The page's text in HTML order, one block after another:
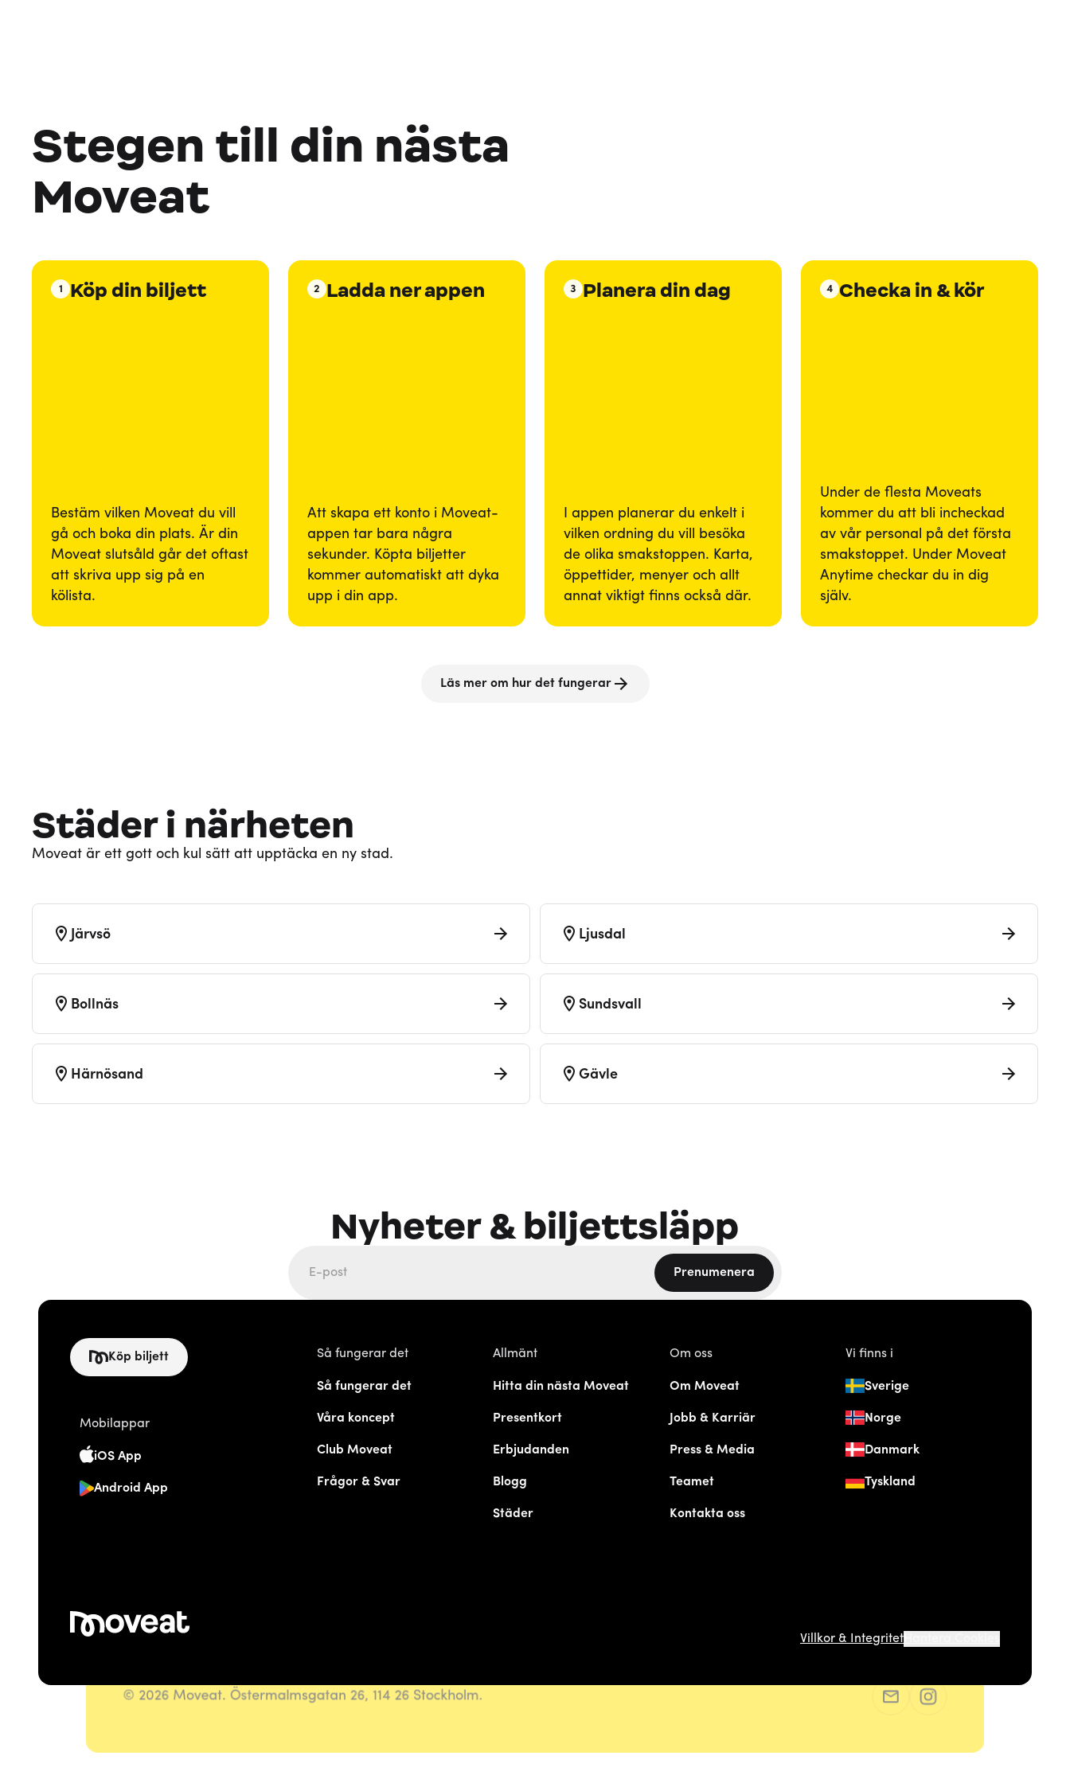
Stegen till din nästa
Moveat
1 Köp din biljett
Bestäm vilken Moveat du vill
gå och boka din plats. Är din
Moveat slutsåld går det oftast
att skriva upp sig på en
kölista.
2 Ladda ner appen
Att skapa ett konto i Moveat-
appen tar bara några
sekunder. Köpta biljetter
kommer automatiskt att dyka
upp i din app.
3 Planera din dag
I appen planerar du enkelt i
vilken ordning du vill besöka
de olika smakstoppen. Karta,
öppettider, menyer och allt
annat viktigt finns också där.
4 Checka in & kör
Under de flesta Moveats
kommer du att bli incheckad
av vår personal på det första
smakstoppet. Under Moveat
Anytime checkar du in dig
själv.
Läs mer om hur det fungerar
Städer i närheten
Moveat är ett gott och kul sätt att upptäcka en ny stad.
Järvsö Ljusdal
Bollnäs Sundsvall
Härnösand Gävle
Nyheter & biljettsläpp
Prenumenera
Köp biljett
Mobilappar
iOS App
Android App
Så fungerar det
Så fungerar det
Våra koncept
Club Moveat
Frågor & Svar
Allmänt
Hitta din nästa Moveat
Presentkort
Erbjudanden
Blogg
Städer
Om oss
Om Moveat
Jobb & Karriär
Press & Media
Teamet
Kontakta oss
Vi finns i
Sverige
Norge
Danmark
Tyskland
Villkor & Integritet
© 2026 Moveat. Östermalmsgatan 26, 114 26 Stockholm.